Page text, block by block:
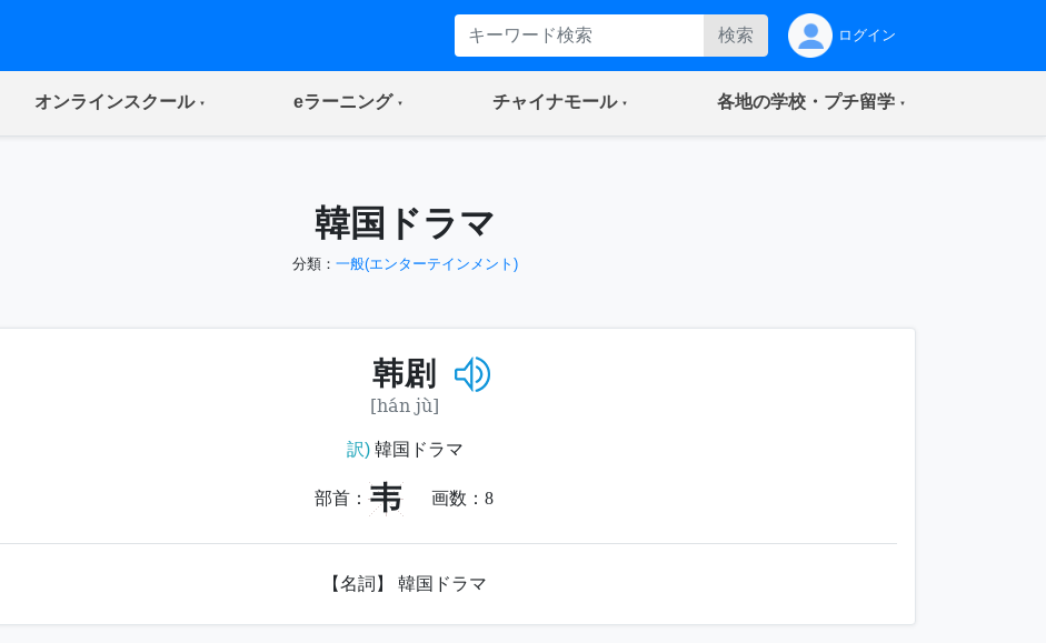
検索 ログイン
オンラインスクール(current) eラーニング(current) チャイナモール(current) 各地の学校・プチ留学(current)
韓国ドラマ
分類： 一般(エンターテインメント)
韩剧
[hán jù]
訳)韓国ドラマ
部首： 韦 画数： 8
【名詞】 韓国ドラマ